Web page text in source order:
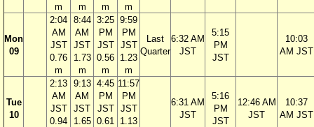
m
m
m
m
Mon
09
2:04
AM
JST
0.76
m
8:44
AM
JST
1.73
m
3:25
PM
JST
0.56
m
9:59
PM
JST
1.23
m
Last
Quarter
6:32 AM
JST
5:15
PM
JST
10:03
AM JST
Tue
10
2:13
AM
JST
0.94
9:13
AM
JST
1.65
4:45
PM
JST
0.61
11:57
PM
JST
1.13
6:31 AM
JST
5:16
PM
JST
12:46 AM
JST
10:37
AM JST